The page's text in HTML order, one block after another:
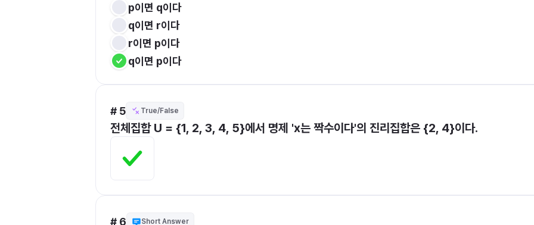
p이면 q이다
q이면 r이다
r이면 p이다
q이면 p이다
# 5 True/False
전체집합 U = {1, 2, 3, 4, 5}에서 명제 'x는 짝수이다'의 진리집합은 {2, 4}이다.
# 6 Short Answer